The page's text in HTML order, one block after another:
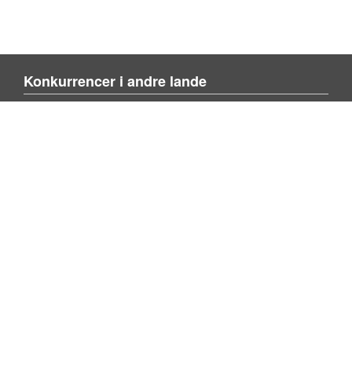
Konkurrencer i andre lande